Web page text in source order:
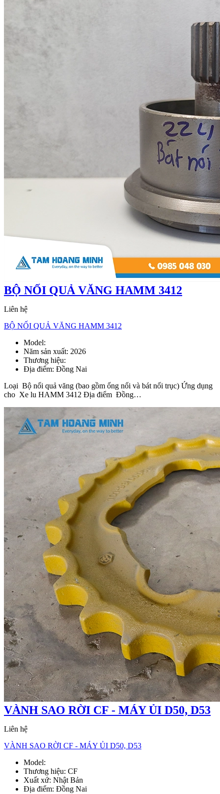
BỘ NỐI QUẢ VĂNG HAMM 3412
Liên hệ
BỘ NỐI QUẢ VĂNG HAMM 3412
Model:
Năm sản xuất: 2026
Thương hiệu:
Địa điểm: Đồng Nai
Loại Bộ nối quả văng (bao gồm ống nối và bát nối trục) Ứng dụng
cho Xe lu HAMM 3412 Địa điểm Đồng…
VÀNH SAO RỜI CF - MÁY ỦI D50, D53
Liên hệ
VÀNH SAO RỜI CF - MÁY ỦI D50, D53
Model:
Thương hiệu: CF
Xuất xứ: Nhật Bản
Địa điểm: Đồng Nai